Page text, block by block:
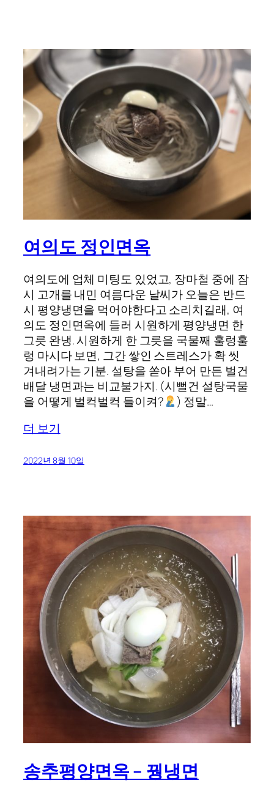
여의도 정인면옥
여의도에 업체 미팅도 있었고, 장마철 중에 잠
시 고개를 내민 여름다운 날씨가 오늘은 반드
시 평양냉면을 먹어야한다고 소리치길래, 여
의도 정인면옥에 들러 시원하게 평양냉면 한
그릇 완냉. 시원하게 한 그릇을 국물째 훌렁훌
렁 마시다 보면, 그간 쌓인 스트레스가 확 씻
겨내려가는 기분. 설탕을 쏟아 부어 만든 벌건
배달 냉면과는 비교불가지. (시뻘건 설탕국물
을 어떻게 벌컥벌컥 들이켜?
) 정말…
더 보기
2022년 8월 10일
송추평양면옥 – 꿩냉면